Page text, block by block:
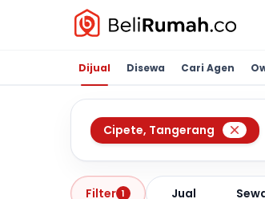
Dijual Disewa Cari Agen
Cipete, Tangerang
Filter 1 Jual